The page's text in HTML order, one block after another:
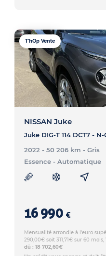
T'hOp Vente
NISSAN Juke
Juke DIG-T 114 DCT7 -
2022 - 50 206 km - Gris
Essence - Automatique
16 990 €
Mensualité arrondie à l'euro
290,00€ soit 311,71€ sur 60 mois,
dû : 18 702,60€